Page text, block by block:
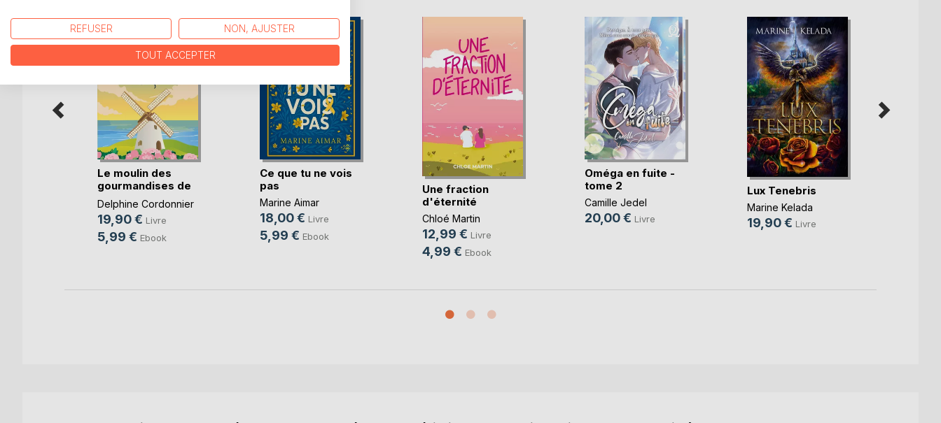
Le moulin des
gourmandises de
Lola
Delphine Cordonnier
19,90 € Livre
5,99 € Ebook
Ce que tu ne vois
pas
Marine Aimar
18,00 € Livre
5,99 € Ebook
Une fraction
d'éternité
Chloé Martin
12,99 € Livre
4,99 € Ebook
Oméga en fuite -
tome 2
Camille Jedel
20,00 € Livre
Lux Tenebris
Marine Kelada
19,90 € Livre
REFUSER NON, AJUSTER
TOUT ACCEPTER